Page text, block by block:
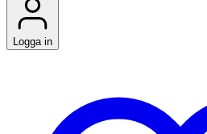
Logga in